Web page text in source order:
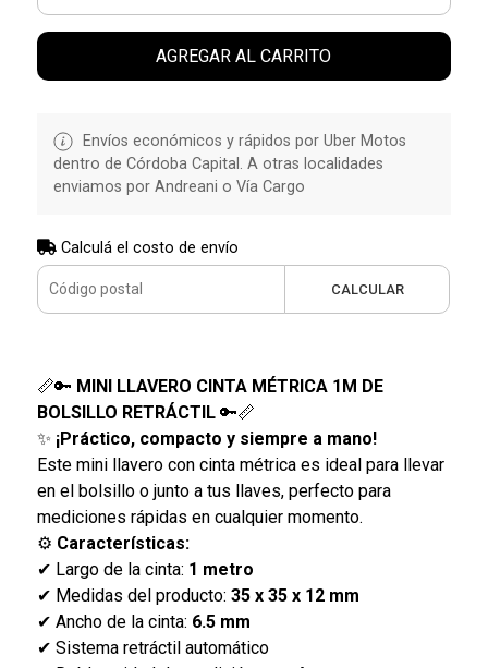
AGREGAR AL CARRITO
Envíos económicos y rápidos por Uber Motos
dentro de Córdoba Capital. A otras localidades
enviamos por Andreani o Vía Cargo
Calculá el costo de envío
CALCULAR
📏🔑 MINI LLAVERO CINTA MÉTRICA 1M DE
BOLSILLO RETRÁCTIL🔑📏
✨ ¡Práctico, compacto y siempre a mano!
Este mini llavero con cinta métrica es ideal para llevar
en el bolsillo o junto a tus llaves, perfecto para
mediciones rápidas en cualquier momento.
⚙️ Características:
✔ Largo de la cinta: 1 metro
✔ Medidas del producto: 35 x 35 x 12 mm
✔ Ancho de la cinta: 6.5 mm
✔ Sistema retráctil automático